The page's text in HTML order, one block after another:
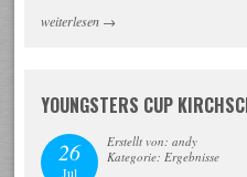
weiterlesen →
YOUNGSTERS CUP
26
Jul
Erstellt von: andy
Kategorie: Ergebnisse